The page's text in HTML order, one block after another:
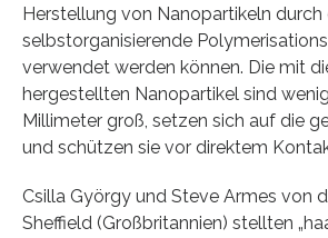
Herstellung von Nanopartikeln durch
selbstorganisierende
verwendet werden können. Die mit
hergestellten Nanopartikel sind
Millimeter groß, setzen sich auf die
und schützen sie vor direktem
Csilla György und Steve Armes von
Sheffield (Großbritannien) stellten